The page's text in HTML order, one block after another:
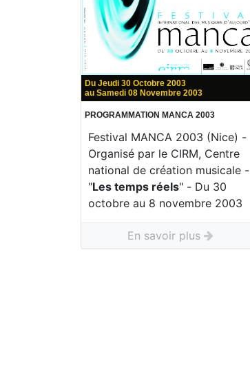
Du Jeudi 30 Octobre 2003
au Samedi 08 Novembre 2003
PROGRAMMATION MANCA 2003
Festival MANCA 2003 (Nice) -
Organisé par le CIRM, Centre
national de création musicale -
"Les temps réels" - Du 30
octobre au 8 novembre 2003
En savoir plus